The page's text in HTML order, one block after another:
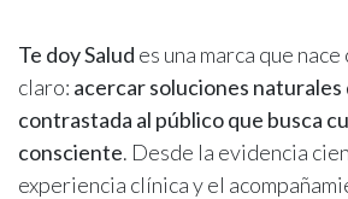
Te doy Salud es una marca que
claro: acercar soluciones naturales
contrastada al público que busca
consciente. Desde la evidencia
experiencia clínica y el